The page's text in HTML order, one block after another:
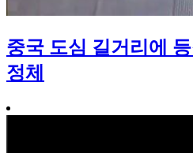
중국 도심 길거리에
정체